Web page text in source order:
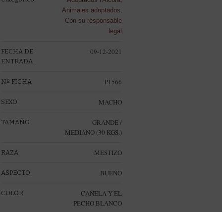
Animales adoptados,
Con su responsable
legal
FECHA DE
ENTRADA
09-12-2021
Nº FICHA P1566
SEXO MACHO
TAMAÑO
GRANDE /
MEDIANO (30 KGS.)
RAZA MESTIZO
ASPECTO BUENO
COLOR
CANELA Y EL
PECHO BLANCO